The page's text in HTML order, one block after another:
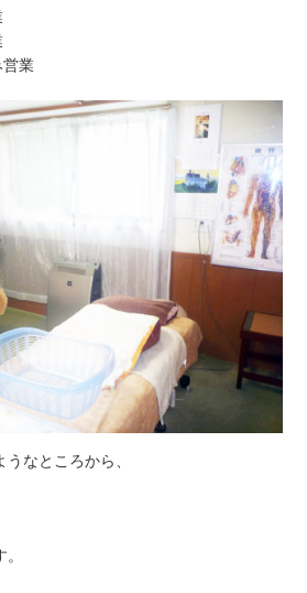
業
なところから、